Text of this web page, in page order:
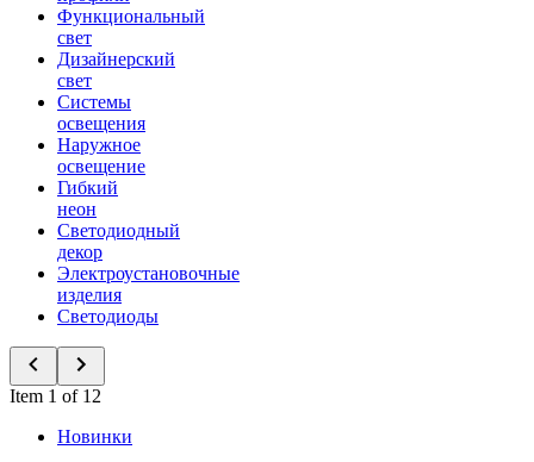
Функциональный
свет
Дизайнерский
свет
Системы
освещения
Наружное
освещение
Гибкий
неон
Светодиодный
декор
Электроустановочные
изделия
Светодиоды
Item 1 of 12
Новинки